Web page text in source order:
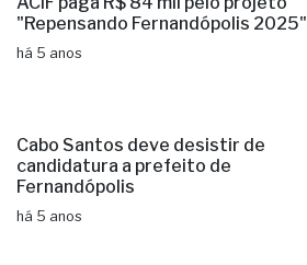
"Repensando Fernandópolis 2025"
há 5 anos
Cabo Santos deve desistir de
candidatura a prefeito de
Fernandópolis
há 5 anos